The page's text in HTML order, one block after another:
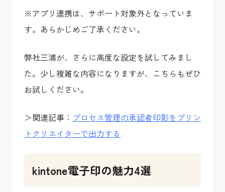
※アプリ連携は、サポート対象外となっていま
す。あらかじめご了承ください。
弊社三浦が、さらに高度な設定を試してみまし
た。少し複雑な内容になりますが、こちらもぜひ
お試しください。
＞関連記事： プロセス管理の承認者印影をプリン
トクリエイターで出力する
kintone電子印の魅力4選